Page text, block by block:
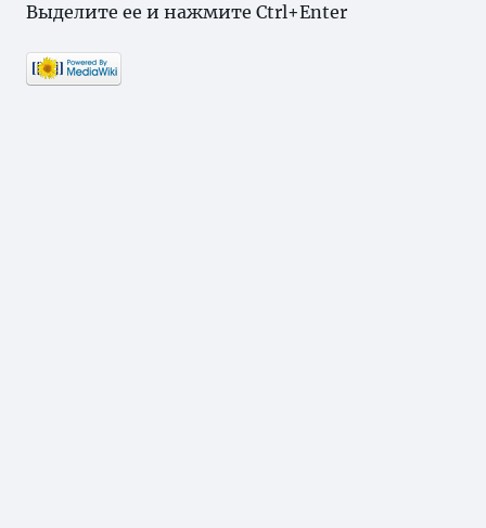
Выделите ее и нажмите Ctrl+Enter